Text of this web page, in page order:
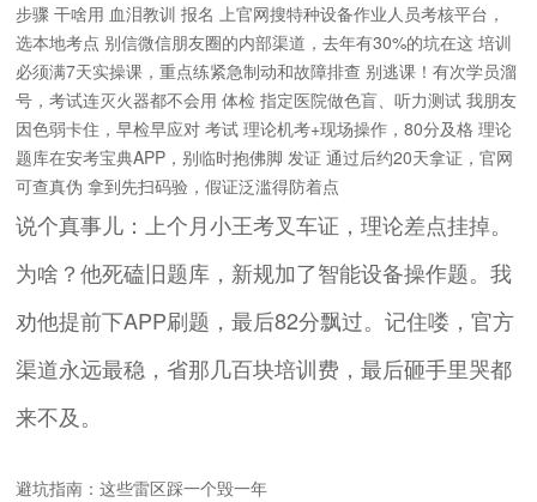
步骤 干啥用 血泪教训 报名 上官网搜特种设备作业人员考核平台，
选本地考点 别信微信朋友圈的内部渠道，去年有30%的坑在这 培训
必须满7天实操课，重点练紧急制动和故障排查 别逃课！有次学员溜
号，考试连灭火器都不会用 体检 指定医院做色盲、听力测试 我朋友
因色弱卡住，早检早应对 考试 理论机考+现场操作，80分及格 理论
题库在安考宝典APP，别临时抱佛脚 发证 通过后约20天拿证，官网
可查真伪 拿到先扫码验，假证泛滥得防着点
说个真事儿：上个月小王考叉车证，理论差点挂掉。
为啥？他死磕旧题库，新规加了智能设备操作题。我
劝他提前下APP刷题，最后82分飘过。记住喽，官方
渠道永远最稳，省那几百块培训费，最后砸手里哭都
来不及。
避坑指南：这些雷区踩一个毁一年